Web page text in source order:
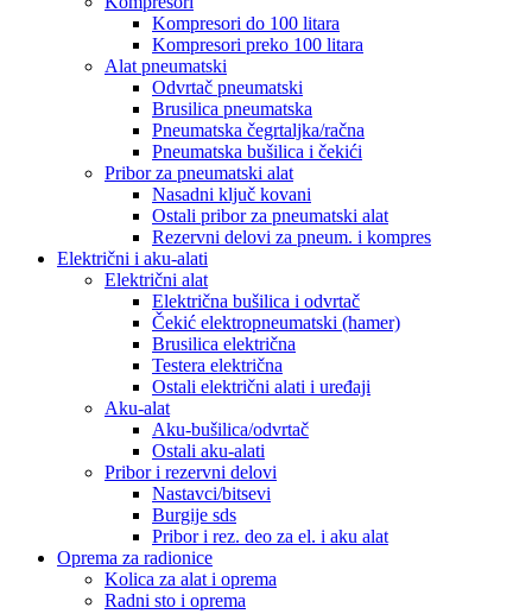
Kompresori do 100 litara
Kompresori preko 100 litara
Alat pneumatski
Odvrtač pneumatski
Brusilica pneumatska
Pneumatska čegrtaljka/račna
Pneumatska bušilica i čekići
Pribor za pneumatski alat
Nasadni ključ kovani
Ostali pribor za pneumatski alat
Rezervni delovi za pneum. i kompres
Električni i aku-alati
Električni alat
Električna bušilica i odvrtač
Čekić elektropneumatski (hamer)
Brusilica električna
Testera električna
Ostali električni alati i uređaji
Aku-alat
Aku-bušilica/odvrtač
Ostali aku-alati
Pribor i rezervni delovi
Nastavci/bitsevi
Burgije sds
Pribor i rez. deo za el. i aku alat
Oprema za radionice
Kolica za alat i oprema
Radni sto i oprema